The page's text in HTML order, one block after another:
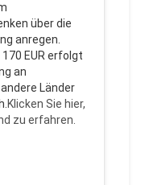
über die
anregen.
EUR erfolgt
an
Länder
Klicken Sie hier,
zu erfahren.